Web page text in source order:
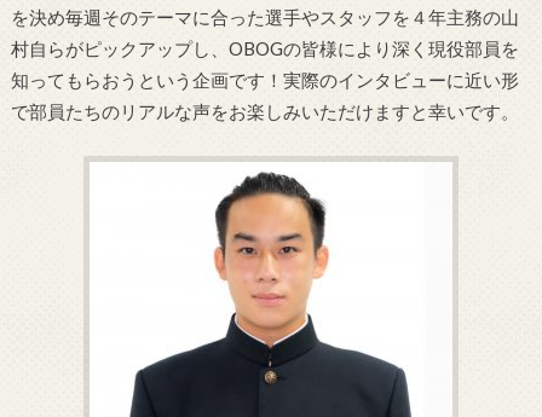
を決め毎週そのテーマに合った選手やスタッフを４年主務の山
村自らがピックアップし、OBOGの皆様により深く現役部員を
知ってもらおうという企画です！実際のインタビューに近い形
で部員たちのリアルな声をお楽しみいただけますと幸いです。